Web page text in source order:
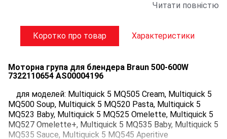
Читати повністю
Коротко про товар Характеристики
Моторна група для блендера Braun 500-600W
7322110654 AS00004196
для моделей: Multiquick 5 MQ505 Cream, Multiquick 5
MQ500 Soup, Multiquick 5 MQ520 Pasta, Multiquick 5
MQ523 Baby, Multiquick 5 MQ525 Omelette, Multiquick 5
MQ527 Omelette+, Multiquick 5 MQ535 Baby, Multiquick 5
MQ535 Sauce, Multiquick 5 MQ545 Aperitive